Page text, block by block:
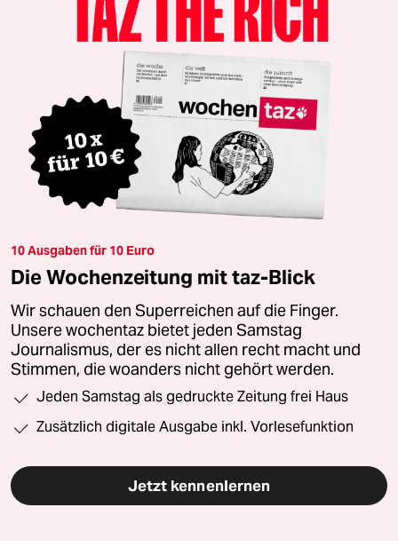
10 Ausgaben für 10 Euro
Die Wochenzeitung mit taz-Blick
Wir schauen den Superreichen auf die Finger.
Unsere wochentaz bietet jeden Samstag
Journalismus, der es nicht allen recht macht und
Stimmen, die woanders nicht gehört werden.
Jeden Samstag als gedruckte Zeitung frei Haus
Zusätzlich digitale Ausgabe inkl. Vorlesefunktion
Jetzt kennenlernen